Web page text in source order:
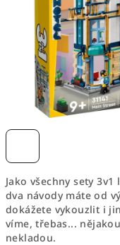
Jako všechny sety
dva návody máte od
dokážete vykouzlit i
víme, třebas...
nekladou.